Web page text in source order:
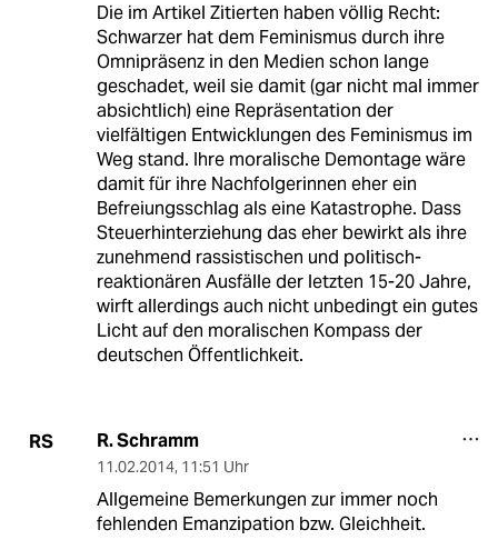
Die im Artikel Zitierten haben völlig Recht:
Schwarzer hat dem Feminismus durch ihre
Omnipräsenz in den Medien schon lange
geschadet, weil sie damit (gar nicht mal immer
absichtlich) eine Repräsentation der
vielfältigen Entwicklungen des Feminismus im
Weg stand. Ihre moralische Demontage wäre
damit für ihre Nachfolgerinnen eher ein
Befreiungsschlag als eine Katastrophe. Dass
Steuerhinterziehung das eher bewirkt als ihre
zunehmend rassistischen und politisch-
reaktionären Ausfälle der letzten 15-20 Jahre,
wirft allerdings auch nicht unbedingt ein gutes
Licht auf den moralischen Kompass der
deutschen Öffentlichkeit.
RS R. Schramm
11.02.2014, 11:51 Uhr
Allgemeine Bemerkungen zur immer noch
fehlenden Emanzipation bzw. Gleichheit.